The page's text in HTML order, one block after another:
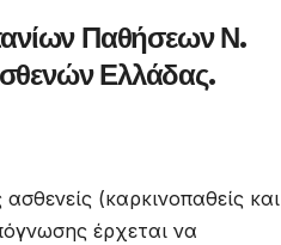
Παθήσεων Ν.
Ελλάδας.
(καρκινοπαθείς και
έρχεται να